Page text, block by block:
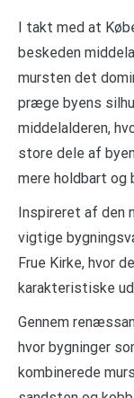
I takt med at
beskeden
mursten det
præge byens
middelalderen,
store dele af
mere holdbart
Inspireret af den
vigtige
Frue Kirke, hvor
karakteristiske
Gennem
hvor bygninger
kombinerede